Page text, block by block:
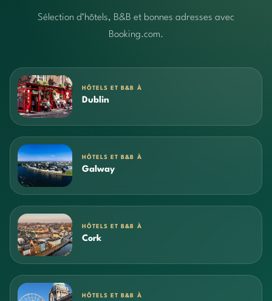
Sélection d’hôtels, B&B et bonnes adresses avec
Booking.com.
HÔTELS ET B&B À
Dublin
HÔTELS ET B&B À
Galway
HÔTELS ET B&B À
Cork
HÔTELS ET B&B À